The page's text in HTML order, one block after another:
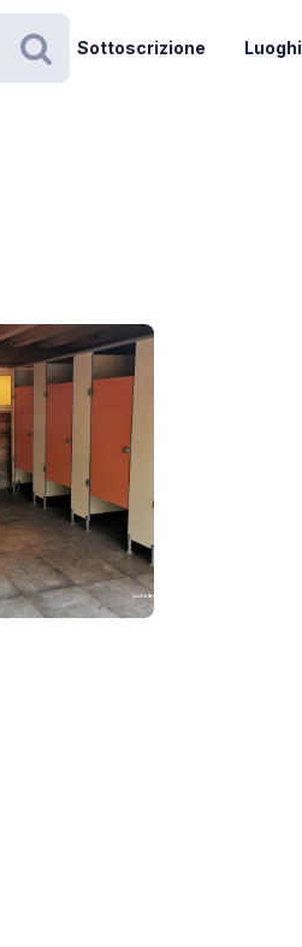
Ricerca
Sottoscrizione Luoghi